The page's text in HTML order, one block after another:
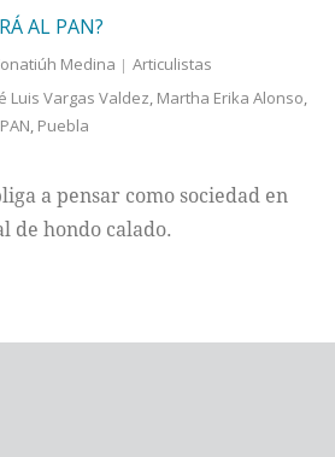
AL PAN?
Medina
Articulistas
Luis Vargas Valdez, Martha Erika Alonso,
PAN, Puebla
a pensar como sociedad en
de hondo calado.